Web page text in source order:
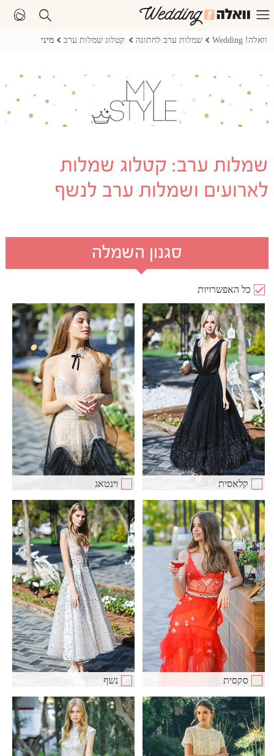
וואלה! Wedding שמלות ערב לחתונה קטלוג שמלות ערב מיני
שמלות ערב: קטלוג שמלות
לארועים ושמלות ערב לנשף
סגנון השמלה
כל האפשרויות
קלאסית וינטאג
סקסית נשף